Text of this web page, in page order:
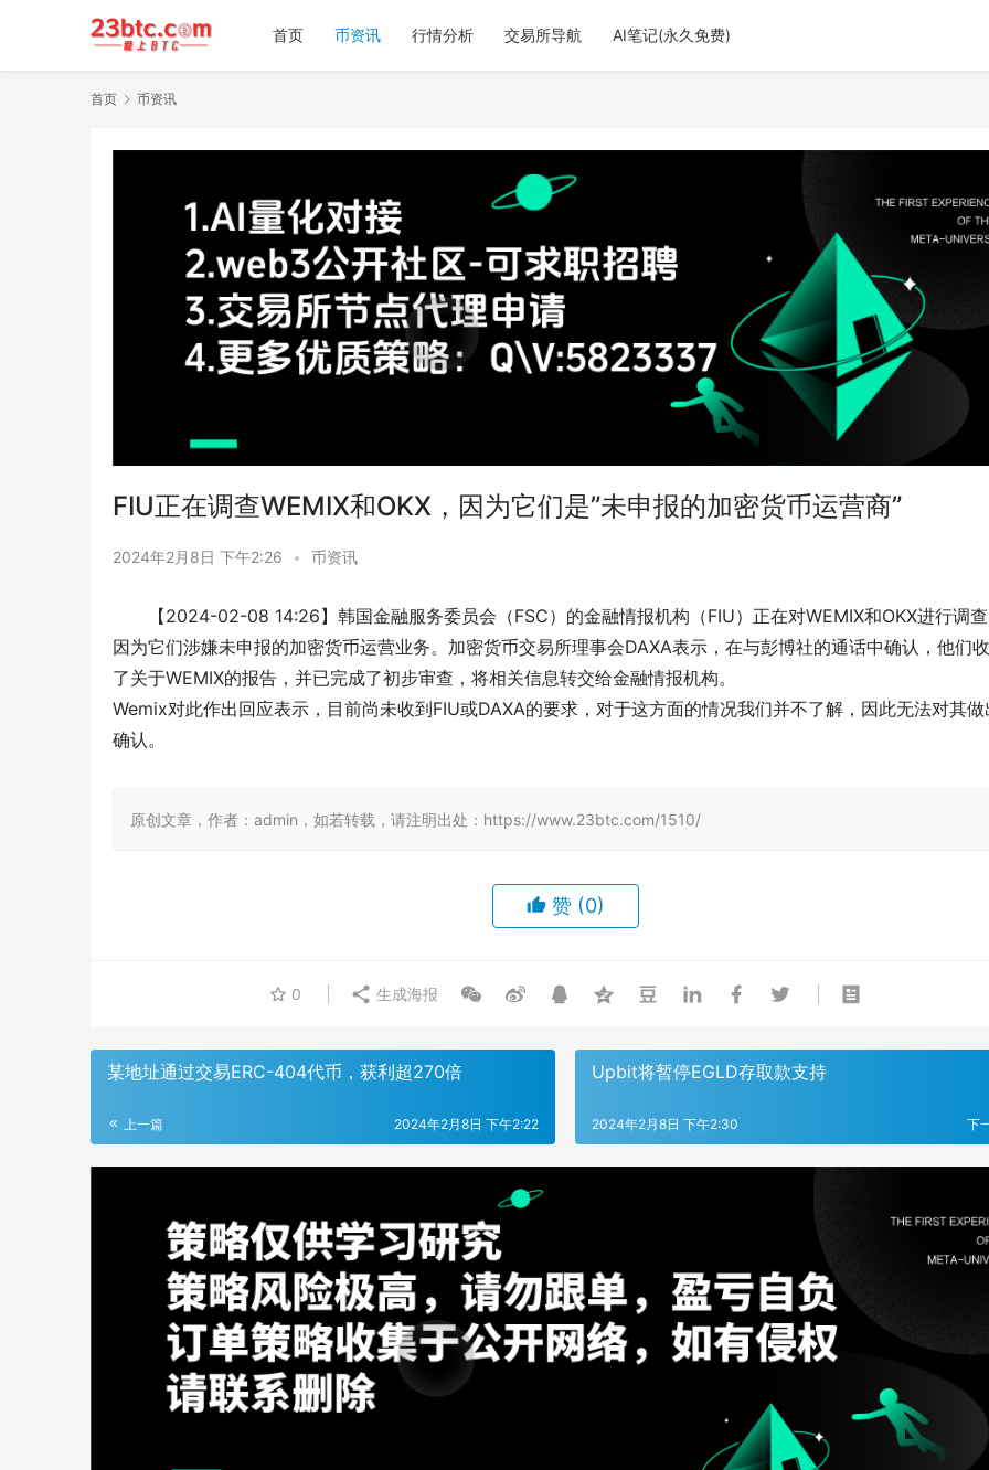
首页 币资讯 行情分析 交易所导航 AI笔记(永久免费)
首页 币资讯
FIU正在调查WEMIX和OKX，因为它们是”未申报的加密货币运营商”
2024年2月8日 下午2:26 • 币资讯
【2024-02-08 14:26】韩国金融服务委员会（FSC）的金融情报机构（FIU）正在对WEMIX和OKX进行调
因为它们涉嫌未申报的加密货币运营业务。加密货币交易所理事会DAXA表示，在与彭博社的通话中确认，他们
了关于WEMIX的报告，并已完成了初步审查，将相关信息转交给金融情报机构。
Wemix对此作出回应表示，目前尚未收到FIU或DAXA的要求，对于这方面的情况我们并不了解，因此无法对其做
确认。
原创文章，作者：admin，如若转载，请注明出处：https://www.23btc.com/1510/
赞 (0)
0 生成海报
某地址通过交易ERC-404代币，获利超270倍
上一篇 2024年2月8日 下午2:22
Upbit将暂停EGLD存取款支持
下
2024年2月8日 下午2:30